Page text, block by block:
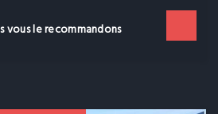
vous le recommandons